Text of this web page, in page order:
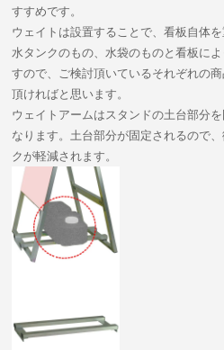
すすめです。
ウェイトは設置することで、看板自体
水タンクのもの、水袋のものと看板に
すので、ご検討頂いているそれぞれの
頂ければと思います。
ウェイトアームはスタンドの土台部分
なります。土台部分が固定されるので
クが軽減されます。